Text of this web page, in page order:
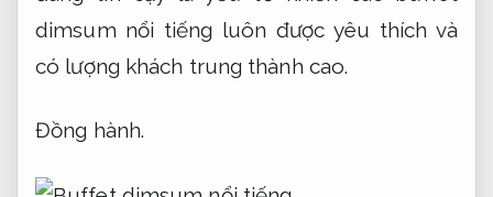
dimsum nổi tiếng luôn được yêu thích và
có lượng khách trung thành cao.
Đồng hành.